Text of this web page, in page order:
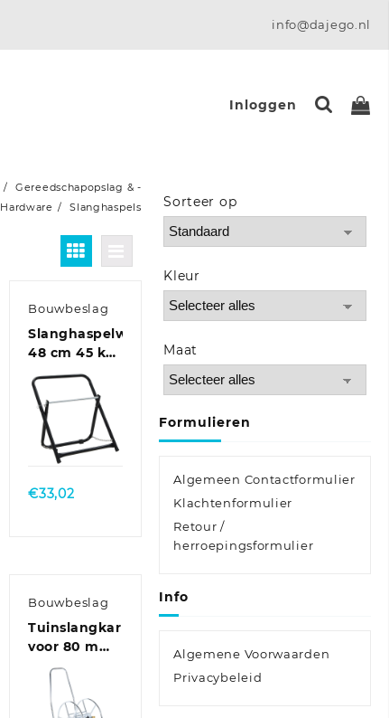
info@dajego.nl
Inloggen
Gereedschapopslag & -
Hardware Slanghaspels
Bouwbeslag
Slanghaspelwagen
48 cm 45 kg
gepoedercoat
staal zwart
Quick
View
€33,02
Bouwbeslag
Tuinslangkar
voor 80 m
3/4″ slang
staal
Sorteer op
Sort Products
Kleur
Maat
Formulieren
Algemeen Contactformulier
Klachtenformulier
Retour /
herroepingsformulier
Info
Algemene Voorwaarden
Privacybeleid